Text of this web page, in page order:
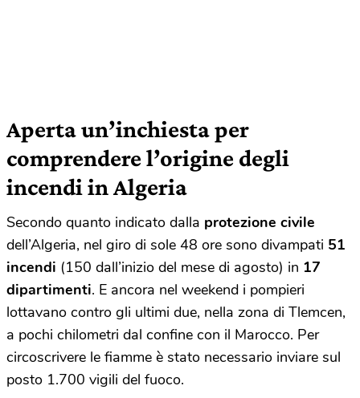
Aperta un’inchiesta per
comprendere l’origine degli
incendi in Algeria
Secondo quanto indicato dalla protezione civile
dell’Algeria, nel giro di sole 48 ore sono divampati 51
incendi (150 dall’inizio del mese di agosto) in 17
dipartimenti. E ancora nel weekend i pompieri
lottavano contro gli ultimi due, nella zona di Tlemcen,
a pochi chilometri dal confine con il Marocco. Per
circoscrivere le fiamme è stato necessario inviare sul
posto 1.700 vigili del fuoco.